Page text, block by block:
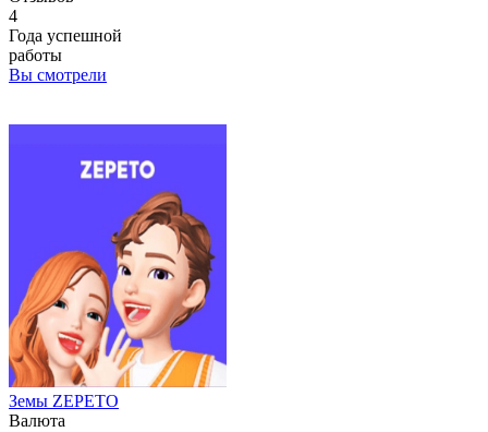
4
Года успешной
работы
Вы смотрели
Земы ZEPETO
Валюта